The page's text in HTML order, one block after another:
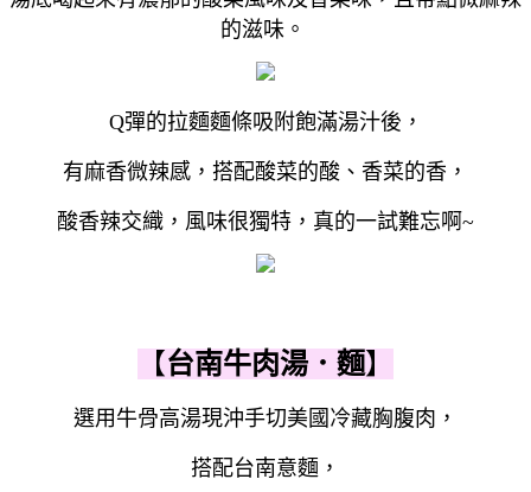
的滋味。
Q彈的拉麵麵條吸附飽滿湯汁後，
有麻香微辣感，搭配酸菜的酸、香菜的香，
酸香辣交織，風味很獨特，真的一試難忘啊~
【台南牛肉湯．麵】
選用牛骨高湯現沖手切美國冷藏胸腹肉，
搭配台南意麵，